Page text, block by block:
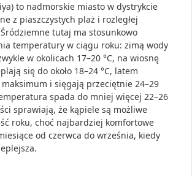
to nadmorskie miasto w dystrykcie
z piaszczystych plaż i rozległej
tutaj ma stosunkowo
temperatury w ciągu roku: zimą wody
w okolicach 17–20 °C, na wiosnę
się do około 18–24 °C, latem
i sięgają przeciętnie 24–29
spada do mniej więcej 22–26
sprawiają, że kąpiele są możliwe
roku, choć najbardziej komfortowe
od czerwca do września, kiedy